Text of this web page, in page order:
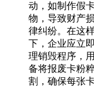
动，如制作假
物，导致财产
律纠纷。在这
下，企业应立
理销毁程序，
备将报废卡粉
割，确保每张